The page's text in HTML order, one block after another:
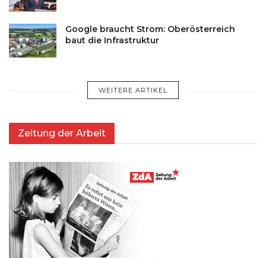
Google braucht Strom: Oberösterreich
baut die Infrastruktur
WEITERE ARTIKEL
Zeitung der Arbeit